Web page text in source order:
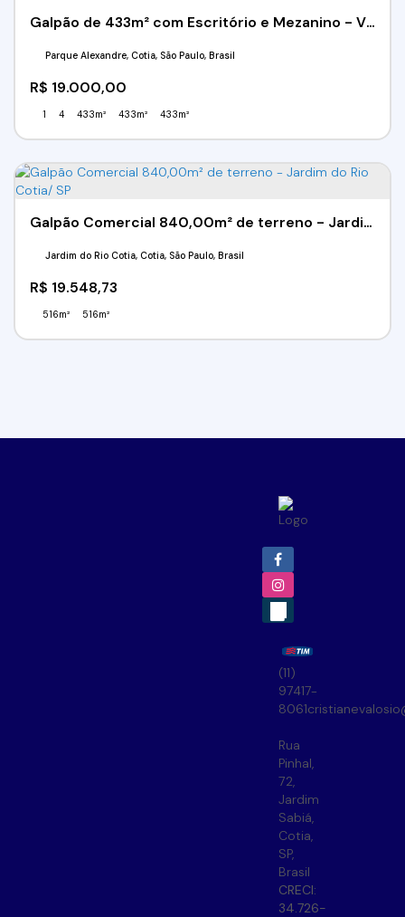
Galpão de 433m² com Escritório e Mezanino - Vitta Granja Viana - Cotia/SP
R$ 19.000,00
Parque Alexandre, Cotia, São Paulo, Brasil
1 4 433m² 433m² 433m²
Galpão Comercial 840,00m² de terreno - Jardim do Rio Cotia/ SP
R$ 19.548,73
Jardim do Rio Cotia, Cotia, São Paulo, Brasil
516m² 516m²
(11)
97417-
8061
Rua
Pinhal,
72,
Jardim
Sabiá,
Cotia,
SP,
Brasil
CRECI:
34.726-